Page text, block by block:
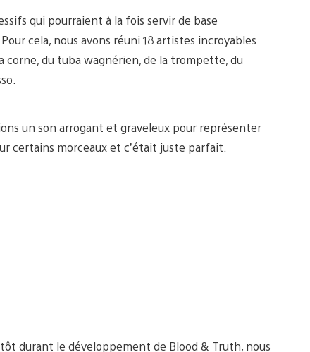
qui pourraient à la fois servir de base
cela, nous avons réuni 18 artistes incroyables
corne, du tuba wagnérien, de la trompette, du
un son arrogant et graveleux pour représenter
certains morceaux et c’était juste parfait.
durant le développement de Blood & Truth, nous